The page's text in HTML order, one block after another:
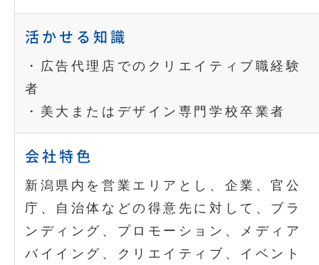
活かせる知識
・広告代理店でのクリエイティブ職経験
者
・美大またはデザイン専門学校卒業者
会社特色
新潟県内を営業エリアとし、企業、官公
庁、自治体などの得意先に対して、ブラ
ンディング、プロモーション、メディア
バイイング、クリエイティブ、イベント